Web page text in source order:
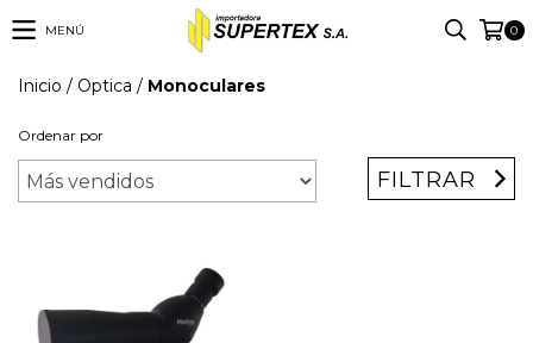
MENÚ 0
Inicio / Optica / Monoculares
Ordenar por
FILTRAR